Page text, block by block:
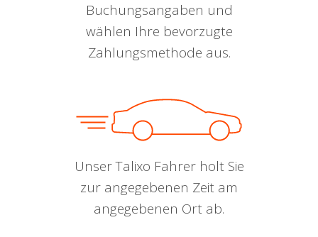
Buchungsangaben und
wählen Ihre bevorzugte
Zahlungsmethode aus.
Unser Talixo Fahrer holt Sie
zur angegebenen Zeit am
angegebenen Ort ab.